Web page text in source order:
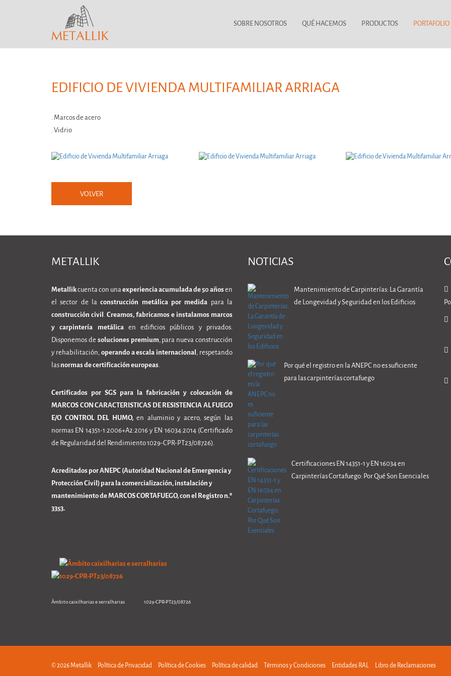
SOBRE NOSOTROS QUÉ HACEMOS PRODUCTOS PORTAFOLIO
EDIFICIO DE VIVIENDA MULTIFAMILIAR ARRIAGA
. Marcos de acero
. Vidrio
VOLVER
METALLIK
Metallikcuenta con unaexperiencia acumulada de 50 añosen
el sector de laconstrucción metálica por medida para la
construcción civil. Creamos, fabricamos e instalamos marcos
y carpintería metálicaen edificios públicos y privados.
Disponemos de soluciones premium, para nueva construcción
y rehabilitación, operando a escala internacional, respetando
las normas de certificación europeas.
Certificados por SGS para la fabricación y colocación de
MARCOS CON CARACTERISTICAS DE RESISTENCIA AL FUEGO
E/O CONTROL DEL HUMO,en aluminio y acero, según las
normas EN 14351-1:2006+A2:2016 y EN 16034:2014 (Certificado
de Regularidad del Rendimiento 1029-CPR-PT23/08726).
Acreditados por ANEPC (Autoridad Nacional de Emergencia y
Protección Civil) para la comercialización, instalación y
mantenimiento de MARCOS CORTAFUEGO, con el Registro n.º
3353.
Âmbito caixilharias e serralharias 1029-CPR-PT23/08726
NOTICIAS
Mantenimiento de Carpinterías: La Garantía
de Longevidad y Seguridad en los Edificios
Por qué el registro en la ANEPC no es suficiente
para las carpinterías cortafuego
Certificaciones EN 14351-1 y EN 16034 en
Carpinterías Cortafuego: Por Qué Son Esenciales
© 2026 Metallik Política de Privacidad Política de Cookies Política de calidad Términos y Condiciones Entidades RAL Libro de Reclamaciones